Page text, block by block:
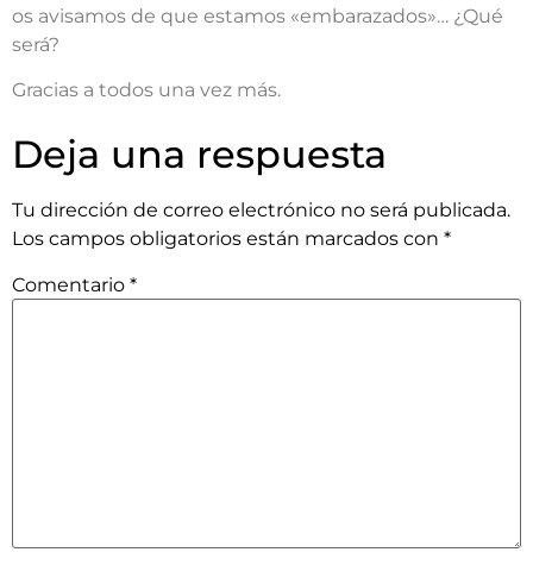
os avisamos de que estamos «embarazados»… ¿Qué
será?
Gracias a todos una vez más.
Deja una respuesta
Tu dirección de correo electrónico no será publicada.
Los campos obligatorios están marcados con *
Comentario *